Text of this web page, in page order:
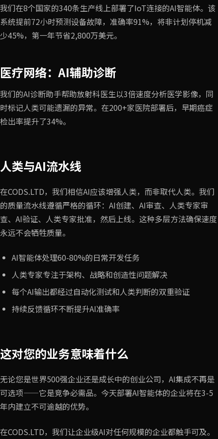
我们在8个国家的340条生产线上部署了IoT连接的AI智能体。该
系统提前72小时预测设备故障，准确率91%，将非计划停机减
少45%，第一年节省2,800万美元。
医疗网络：AI辅助诊断
我们的AI诊断助手帮助放射科医生以3倍速度分析医学影像，同
时标记人类可能遗漏的异常。在200+家医院部署后，早期癌症
检出率提升了34%。
人类与AI流水线
在CODS.LTD，我们相信AI应该增强人类，而非取代人类。我们
的质量流水线遵循严格的循环：AI创建、AI审查、人类专家审
查、AI验证、人类专家批准，然后上线。这种多层方法确保速度
永远不会牺牲质量。
AI智能体处理60-80%的日常开发任务
人类专家专注于架构、战略和创造性问题解决
每个AI输出都经过自动化测试和人类判断的双重验证
持续反馈循环不断提升AI准确率
这对您的业务意味着什么
无论您是世界500强企业还是成长中的创业公司，AI集成不再是
可选项——它是竞争必需品。今天部署AI智能体的企业将在3-5
年内建立不可逾越的优势。
在CODS.LTD，我们让企业级AI对任何规模的企业都触手可及。